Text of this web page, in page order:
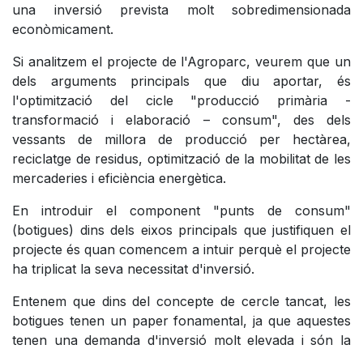
una inversió prevista molt sobredimensionada
econòmicament.
Si analitzem el projecte de l'Agroparc, veurem que un
dels arguments principals que diu aportar, és
l'optimització del cicle "producció primària -
transformació i elaboració – consum", des dels
vessants de millora de producció per hectàrea,
reciclatge de residus, optimització de la mobilitat de les
mercaderies i eficiència energètica.
En introduir el component "punts de consum"
(botigues) dins dels eixos principals que justifiquen el
projecte és quan comencem a intuir perquè el projecte
ha triplicat la seva necessitat d'inversió.
Entenem que dins del concepte de cercle tancat, les
botigues tenen un paper fonamental, ja que aquestes
tenen una demanda d'inversió molt elevada i són la